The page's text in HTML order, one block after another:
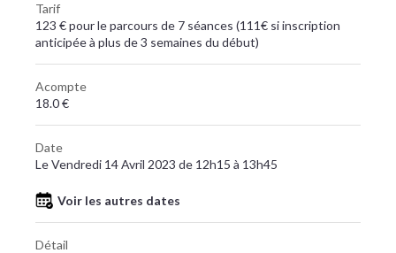
Tarif
123 € pour le parcours de 7 séances (111€ si inscription
anticipée à plus de 3 semaines du début)
Acompte
18.0 €
Date
Le Vendredi 14 Avril 2023 de 12h15 à 13h45
Voir les autres dates
Détail